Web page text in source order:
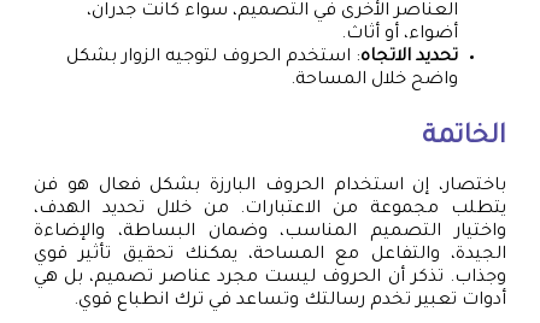
العناصر الأخرى في التصميم، سواء كانت جدران،
أضواء، أو أثاث.
تحديد الاتجاه: استخدم الحروف لتوجيه الزوار بشكل
واضح خلال المساحة.
الخاتمة
باختصار، إن استخدام الحروف البارزة بشكل فعال هو فن
يتطلب مجموعة من الاعتبارات. من خلال تحديد الهدف،
واختيار التصميم المناسب، وضمان البساطة، والإضاءة
الجيدة، والتفاعل مع المساحة، يمكنك تحقيق تأثير قوي
وجذاب. تذكر أن الحروف ليست مجرد عناصر تصميم، بل هي
أدوات تعبير تخدم رسالتك وتساعد في ترك انطباع قوي.